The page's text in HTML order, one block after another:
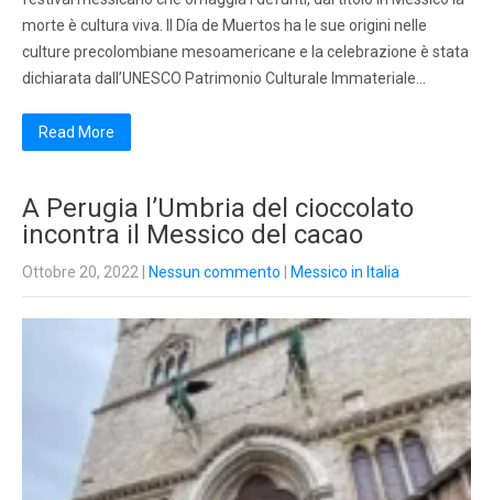
morte è cultura viva. Il Día de Muertos ha le sue origini nelle
culture precolombiane mesoamericane e la celebrazione è stata
dichiarata dall’UNESCO Patrimonio Culturale Immateriale…
Read More
A Perugia l’Umbria del cioccolato
incontra il Messico del cacao
Ottobre 20, 2022 Nessun commento Messico in Italia